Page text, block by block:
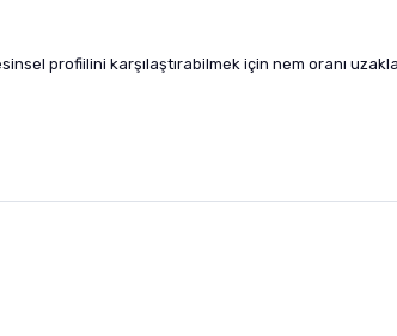
profiilini karşılaştırabilmek için nem oranı